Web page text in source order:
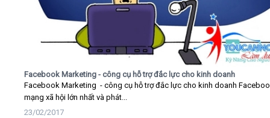
Facebook Marketing - công cụ hỗ trợ đắc lực cho kinh doanh
Facebook Marketing - công cụ hỗ trợ đắc lực cho kinh doanh
mạng xã hội lớn nhất và phát...
23/02/2017